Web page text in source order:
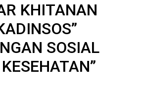
KHITANAN
SOSIAL